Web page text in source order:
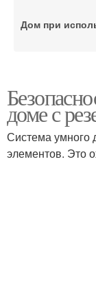
Дом при
доме с
Система умного
элементов. Это